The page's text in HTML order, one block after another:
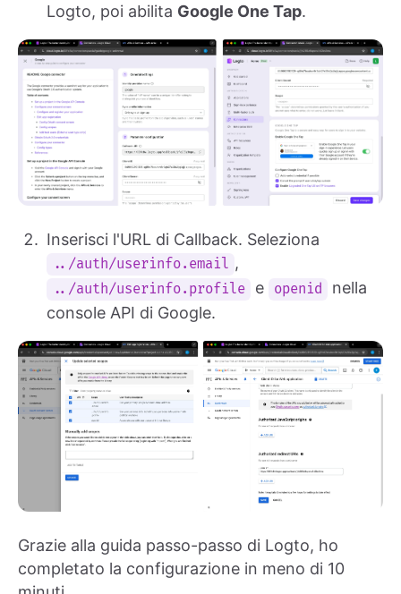
Logto, poi abilita Google One Tap.
Inserisci l'URL di Callback. Seleziona
../auth/userinfo.email ,
../auth/userinfo.profile e openid
nella
console API di Google.
Grazie alla guida passo-passo di Logto, ho
completato la configurazione in meno di 10